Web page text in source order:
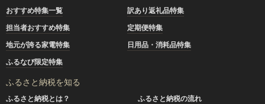
おすすめ特集一覧
訳あり返礼品特集
担当者おすすめ特集
定期便特集
地元が誇る家電特集
日用品・消耗品特集
ふるなび限定特集
ふるさと納税を知る
ふるさと納税とは？
ふるさと納税の流れ